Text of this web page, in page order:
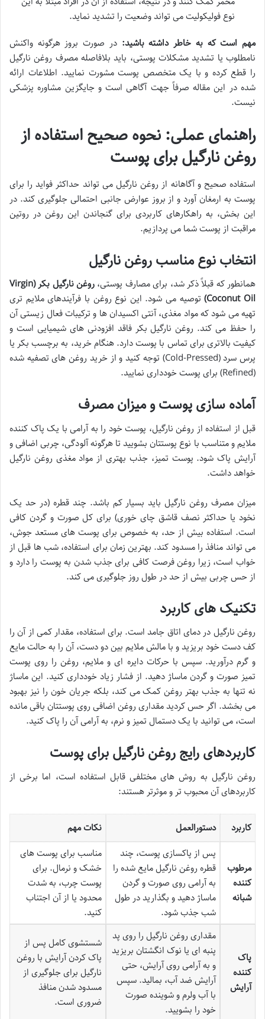
نوع فولیکولیت می تواند وضعیت را تشدید نماید.
مهم است که به خاطر داشته باشید: در صورت بروز هرگونه واکنش
نامطلوب یا تشدید مشکلات پوستی، باید بلافاصله مصرف روغن نارگیل
را قطع کرده و با یک متخصص پوست مشورت نمایید. اطلاعات ارائه
شده در این مقاله صرفاً جهت آگاهی است و جایگزین مشاوره پزشکی
نیست.
راهنمای عملی: نحوه صحیح استفاده از
روغن نارگیل برای پوست
استفاده صحیح و آگاهانه از روغن نارگیل می تواند حداکثر فواید را برای
پوست به ارمغان آورد و از بروز عوارض جانبی احتمالی جلوگیری کند. در
این بخش، به راهکارهای کاربردی برای گنجاندن این روغن در روتین
مراقبت از پوست شما می پردازیم.
انتخاب نوع مناسب روغن نارگیل
همانطور که قبلاً ذکر شد، برای مصارف پوستی،
روغن نارگیل بکر (Virgin
Coconut Oil)توصیه می شود. این نوع روغن با فرآیندهای ملایم تری
تهیه می شود که مواد مغذی، آنتی اکسیدان ها و ترکیبات فعال زیستی آن
را حفظ می کند. روغن نارگیل بکر فاقد افزودنی های شیمیایی است و
کیفیت بالاتری برای تماس با پوست دارد. هنگام خرید، به برچسب بکر یا
پرس سرد (Cold-Pressed) توجه کنید و از خرید روغن های تصفیه شده
(Refined) برای پوست خودداری نمایید.
آماده سازی پوست و میزان مصرف
قبل از استفاده از روغن نارگیل، پوست خود را به آرامی با یک پاک کننده
ملایم و متناسب با نوع پوستتان بشویید تا هرگونه آلودگی، چربی اضافی و
آرایش پاک شود. پوست تمیز، جذب بهتری از مواد مغذی روغن نارگیل
خواهد داشت.
میزان مصرف روغن نارگیل باید بسیار کم باشد. چند قطره (در حد یک
نخود یا حداکثر نصف قاشق چای خوری) برای کل صورت و گردن کافی
است. استفاده بیش از حد، به خصوص برای پوست های مستعد جوش،
می تواند منافذ را مسدود کند. بهترین زمان برای استفاده، شب ها قبل از
خواب است، زیرا روغن فرصت کافی برای جذب شدن به پوست را دارد و
از حس چربی بیش از حد در طول روز جلوگیری می کند.
تکنیک های کاربرد
روغن نارگیل در دمای اتاق جامد است. برای استفاده، مقدار کمی از آن را
کف دست خود بریزید و با مالش ملایم بین دو دست، آن را به حالت مایع
و گرم درآورید. سپس با حرکات دایره ای و ملایم، روغن را روی پوست
تمیز صورت و گردن ماساژ دهید. از فشار زیاد خودداری کنید. این ماساژ
نه تنها به جذب بهتر روغن کمک می کند، بلکه جریان خون را نیز بهبود
می بخشد. اگر حس کردید مقداری روغن اضافی روی پوستتان باقی مانده
است، می توانید با یک دستمال تمیز و نرم، به آرامی آن را پاک کنید.
کاربردهای رایج روغن نارگیل برای پوست
روغن نارگیل به روش های مختلفی قابل استفاده است، اما برخی از
کاربردهای آن محبوب تر و موثرتر هستند:
کاربرد دستورالعمل نکات مهم
مرطوب
کننده
شبانه
پس از پاکسازی پوست، چند
قطره روغن نارگیل مایع شده را
به آرامی روی صورت و گردن
ماساژ دهید و بگذارید در طول
شب جذب شود.
مناسب برای پوست های
خشک و نرمال. برای
پوست چرب، به شدت
محدود یا از آن اجتناب
کنید.
پاک
کننده
آرایش
مقداری روغن نارگیل را روی پد
پنبه ای یا نوک انگشتان بریزید
و به آرامی روی آرایش، حتی
آرایش ضد آب، بمالید. سپس
با آب ولرم و شوینده صورت
خود را بشویید.
شستشوی کامل پس از
پاک کردن آرایش با روغن
نارگیل برای جلوگیری از
مسدود شدن منافذ
ضروری است.